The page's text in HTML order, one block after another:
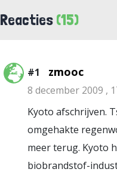
Reacties (15)
#1 zmooc
8 december 2009 ,
Kyoto afschrijven.
omgehakte
meer terug. Kyoto
biobrandstof-